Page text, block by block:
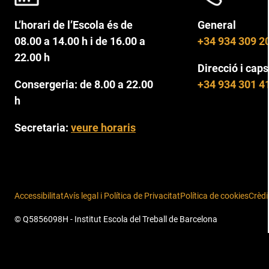
L’horari de l’Escola és de
08.00 a 14.00 h i de 16.00 a
22.00 h
Consergeria: de 8.00 a 22.00
h
Secretaria: veure horaris
General
+34 934 309
Direcció i
+34 934 301
AccessibilitatAvís legal i Política de PrivacitatPolítica de cookies
© Q5856098H - Institut Escola del Treball de Barcelona